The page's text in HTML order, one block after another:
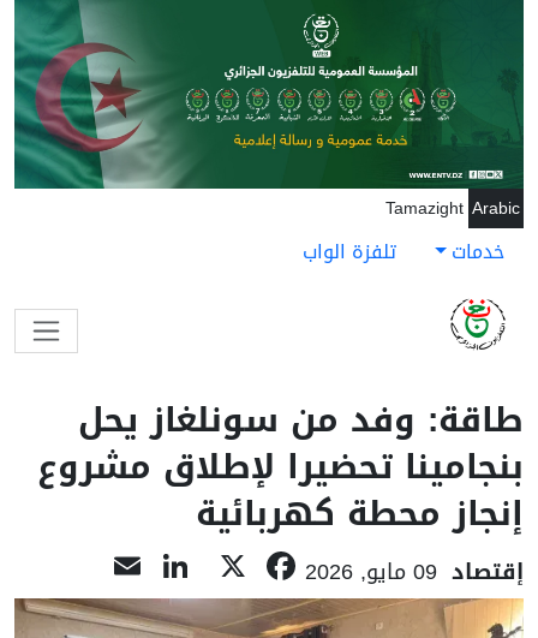
تجاوز إلى المحتوى الرئيسي
Arabic
Tamazight
خدمات تلفزة الواب
طاقة: وفد من سونلغاز يحل
بنجامينا تحضيرا لإطلاق مشروع
إنجاز محطة كهربائية
إقتصاد 09 مايو, 2026 Facebook
LinkedIn